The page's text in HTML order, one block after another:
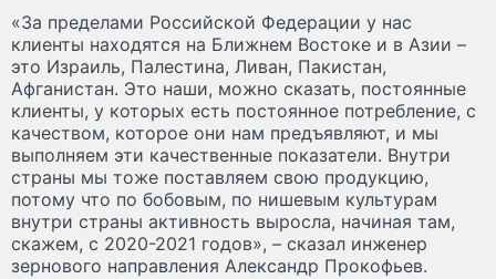
«За пределами Российской Федерации у нас
клиенты находятся на Ближнем Востоке и в Азии –
это Израиль, Палестина, Ливан, Пакистан,
Афганистан. Это наши, можно сказать, постоянные
клиенты, у которых есть постоянное потребление, с
качеством, которое они нам предъявляют, и мы
выполняем эти качественные показатели. Внутри
страны мы тоже поставляем свою продукцию,
потому что по бобовым, по нишевым культурам
внутри страны активность выросла, начиная там,
скажем, с 2020-2021 годов», – сказал инженер
зернового направления Александр Прокофьев.